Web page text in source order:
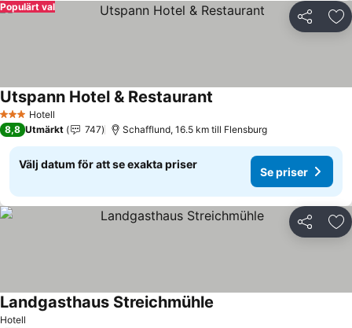
Dela
Populärt val
3 StjärnorHotell
Utspann Hotel & Restaurant
8,8 Utmärkt 747 Schafflund, 16.5 km till Flensburg
Välj datum för att se exakta priser
Se priser
Dela
Hotell
Landgasthaus Streichmühle